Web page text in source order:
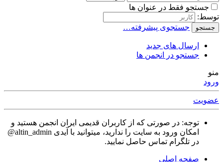
جستجو فقط در عنوان ها
توسط:
جستجو جستجوی پیشرفته…
ارسال های جدید
جستجو در انجمن ها
منو
ورود
عضویت
توجه: در صورتی که از کاربران قدیمی ایران انجمن هستید و
امکان ورود به سایت را ندارید، میتوانید با آیدی altin_admin@
در تلگرام تماس حاصل نمایید.
صفحه اصلی